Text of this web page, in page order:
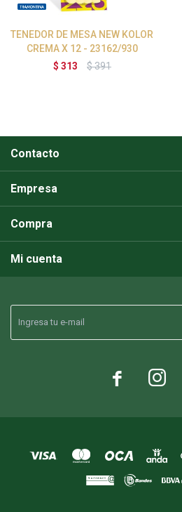
TENEDOR DE MESA NEW KOLOR
CREMA X 12 - 23162/930
$ 313 $391
 
Contacto
Empresa
Compra
Mi cuenta